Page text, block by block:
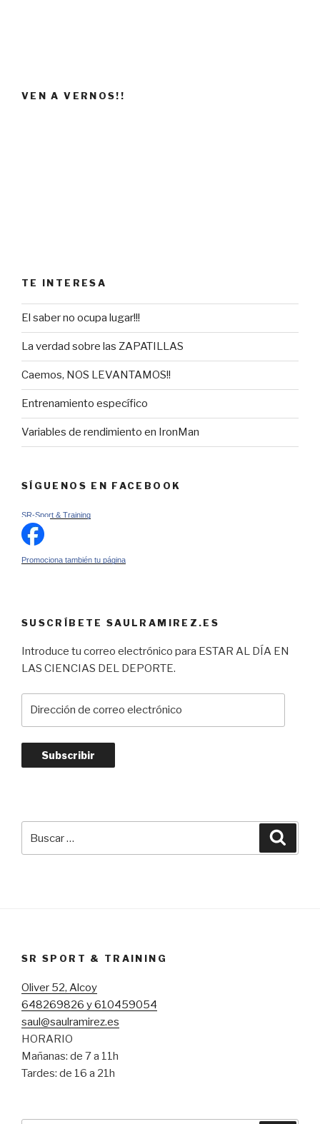
VEN A VERNOS!!
TE INTERESA
El saber no ocupa lugar!!!
La verdad sobre las ZAPATILLAS
Caemos, NOS LEVANTAMOS!!
Entrenamiento específico
Variables de rendimiento en IronMan
SÍGUENOS EN FACEBOOK
SR-Sport & Training
Promociona también tu página
SUSCRÍBETE SAULRAMIREZ.ES
Introduce tu correo electrónico para ESTAR AL DÍA EN
LAS CIENCIAS DEL DEPORTE.
electrónico
Subscribir
SR SPORT & TRAINING
Oliver 52, Alcoy
648269826 y 610459054
saul@saulramirez.es
HORARIO
Mañanas: de 7 a 11h
Tardes: de 16 a 21h